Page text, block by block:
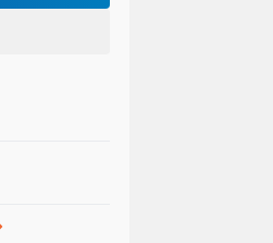
Terjaring Razia Forkopimda, Tiga Penjual Miras Ilegal di Sidoarjo Divonis Bersalah